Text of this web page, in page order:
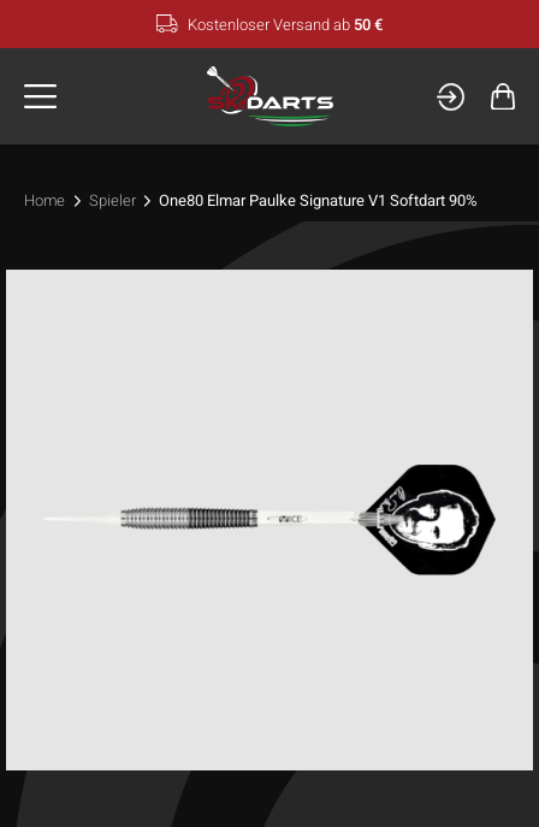
Inhalt
Kostenloser Versand ab 50 €
Home Spieler One80 Elmar Paulke Signature V1 Softdart 90%